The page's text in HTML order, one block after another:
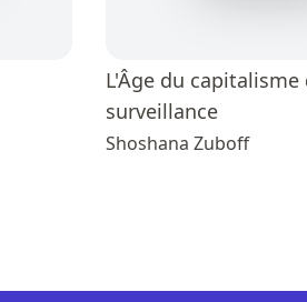
L'Âge du capitalisme
surveillance
Shoshana Zuboff